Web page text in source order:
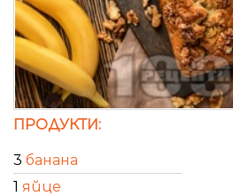
ПРОДУКТИ:
3 банана
1 яйце